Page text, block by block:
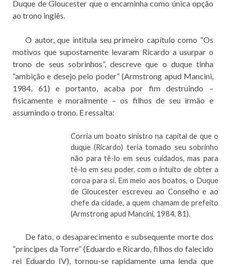
Duque de Gloucester que o encaminha como única opção
ao trono inglês.
O autor, que intitula seu primeiro capítulo como “Os
motivos que supostamente levaram Ricardo a usurpar o
trono de seus sobrinhos”, descreve que o duque tinha
“ambição e desejo pelo poder” (Armstrong apud Mancini,
1984, 61) e portanto, acaba por fim destruindo –
fisicamente e moralmente – os filhos de seu irmão e
assumindo o trono. E ressalta:
Corria um boato sinistro na capital de que o
duque (Ricardo) teria tomado seu sobrinho
não para tê-lo em seus cuidados, mas para
tê-lo em seu poder, com o intuito de obter a
coroa para si. Em meio aos boatos, o Duque
de Gloucester escreveu ao Conselho e ao
chefe da cidade, a quem chamam de prefeito
(Armstrong apud Mancini, 1984, 81).
De fato, o desaparecimento e subsequente morte dos
“príncipes da Torre” (Eduardo e Ricardo, filhos do falecido
rei Eduardo IV), tornou-se rapidamente uma lenda que